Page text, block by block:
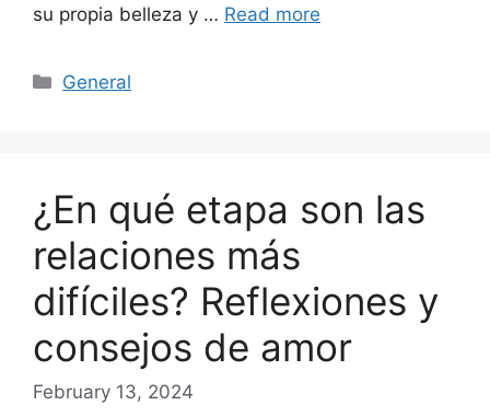
su propia belleza y … Read more
Categories
General
¿En qué etapa son las
relaciones más
difíciles? Reflexiones y
consejos de amor
February 13, 2024